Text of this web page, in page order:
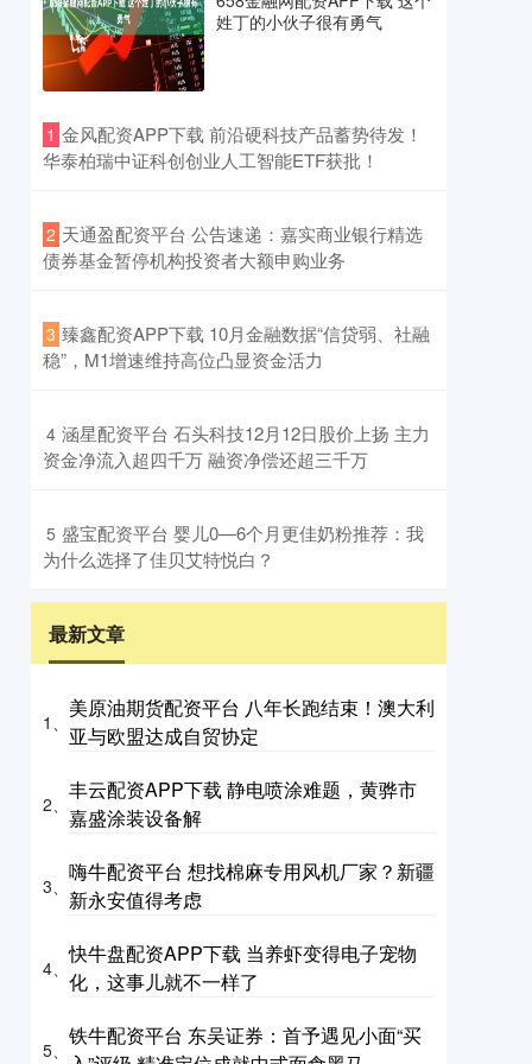
姓丁的小伙子很有勇气
1 ​金风配资APP下载 前沿硬科技产品蓄势待发！
华泰柏瑞中证科创创业人工智能ETF获批！
2 ​天通盈配资平台 公告速递：嘉实商业银行精选
债券基金暂停机构投资者大额申购业务
3 ​臻鑫配资APP下载 10月金融数据“信贷弱、社融
稳”，M1增速维持高位凸显资金活力
4 ​涵星配资平台 石头科技12月12日股价上扬 主力
资金净流入超四千万 融资净偿还超三千万
5 ​盛宝配资平台 婴儿0—6个月更佳奶粉推荐：我
为什么选择了佳贝艾特悦白？
最新文章
1、
美原油期货配资平台 八年长跑结束！澳大利
亚与欧盟达成自贸协定
2、
丰云配资APP下载 静电喷涂难题，黄骅市
嘉盛涂装设备解
3、
嗨牛配资平台 想找棉麻专用风机厂家？新疆
新永安值得考虑
4、
快牛盘配资APP下载 当养虾变得电子宠物
化，这事儿就不一样了
5、
铁牛配资平台 东吴证券：首予遇见小面“买